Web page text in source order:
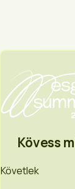
Kövess
Követlek